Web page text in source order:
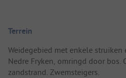
Terrein
Weidegebied met enkele struiken
Nedre Fryken, omringd door bos.
zandstrand. Zwemsteigers.